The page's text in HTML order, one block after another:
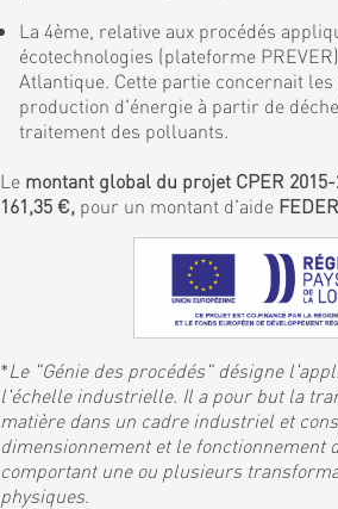
La 4ème, relative aux procédés
écotechnologies (plateforme
Atlantique. Cette partie concernait
production d'énergie à partir de
traitement des polluants.
Le montant global du projet CPER 2015-
161,35 €, pour un montant d'aide
*Le "Génie des procédés" désigne
l'échelle industrielle. Il a pour but la
matière dans un cadre industriel et
dimensionnement et le fonctionnement
comportant une ou plusieurs
physiques.